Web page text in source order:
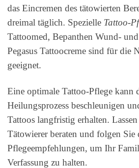
das Eincremen des tätowierten
dreimal täglich. Spezielle Tattoo-
Tattoomed, Bepanthen Wund-
Pegasus Tattoocreme sind für die
geeignet.
Eine optimale Tattoo-Pflege kann
Heilungsprozess beschleunigen
Tattoos langfristig erhalten.
Tätowierer beraten und folgen Sie
Pflegeempfehlungen, um Ihr
Verfassung zu halten.